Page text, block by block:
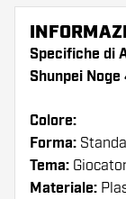
Specifiche di
Shunpei
Colore:
Forma:
Tema:
Materiale: